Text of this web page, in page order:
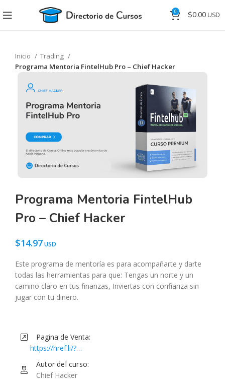
0 $0.00
Inicio
Trading
Programa Mentoria FintelHub Pro – Chief Hacker
Programa Mentoria FintelHub
Pro – Chief Hacker
$14.97
Este programa de mentoría es para acompañarte y darte
todas las herramientas para que: Tengas un norte y un
camino claro en tus finanzas, Inviertas con confianza sin
jugar con tu dinero.
Pagina de Venta:
https://href.li/?
https://www.musihacks.com/offers/Xqvv5Thv/checkout
Autor del curso:
Chief Hacker